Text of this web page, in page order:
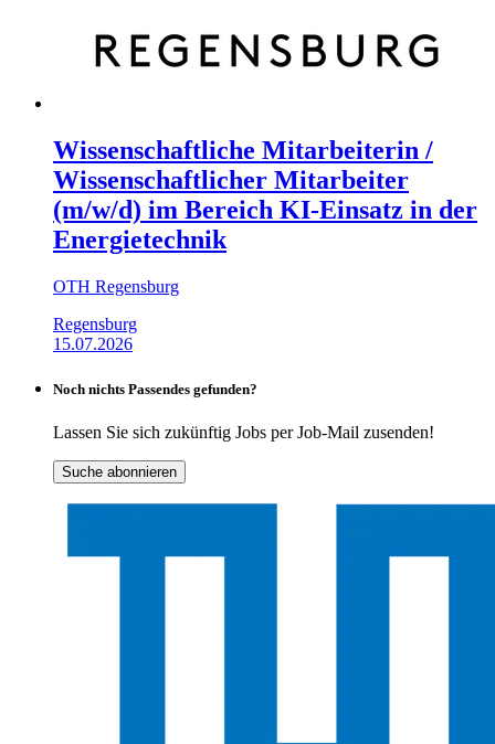
Wissenschaftliche Mitarbeiterin /
Wissenschaftlicher Mitarbeiter
(m/w/d) im Bereich KI-Einsatz in der
Energietechnik
OTH Regensburg
Regensburg
15.07.2026
Noch nichts Passendes gefunden?
Lassen Sie sich zukünftig Jobs per Job-Mail zusenden!
Suche abonnieren